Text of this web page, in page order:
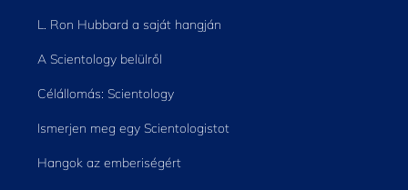
L. Ron Hubbard a saját hangján
A Scientology belülről
Célállomás: Scientology
Ismerjen meg egy Scientologistot
Hangok az emberiségért